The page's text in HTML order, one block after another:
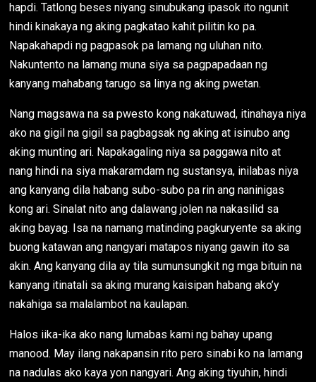
hapdi. Tatlong beses niyang sinubukang ipasok ito ngunit
hindi kinakaya ng aking pagkatao kahit pilitin ko pa.
Napakahapdi ng pagpasok pa lamang ng uluhan nito.
Nakuntento na lamang muna siya sa pagpapadaan ng
kanyang mahabang tarugo sa linya ng aking pwetan.
Nang magsawa na sa pwesto kong nakatuwad, itinahaya niya
ako na gigil na gigil sa pagbagsak ng aking at isinubo ang
aking munting ari. Napakagaling niya sa paggawa nito at
nang hindi na siya makaramdam ng sustansya, inilabas niya
ang kanyang dila habang subo-subo pa rin ang naninigas
kong ari. Sinalat nito ang dalawang jolen na nakasilid sa
aking bayag. Isa na namang matinding pagkuryente sa aking
buong katawan ang nangyari matapos niyang gawin ito sa
akin. Ang kanyang dila ay tila sumunsungkit ng mga bituin na
kanyang itinatali sa aking murang kaisipan habang ako’y
nakahiga sa malalambot na kaulapan.
Halos iika-ika ako nang lumabas kami ng bahay upang
manood. May ilang nakapansin rito pero sinabi ko na lamang
na nadulas ako kaya yon nangyari. Ang aking tiyuhin, hindi